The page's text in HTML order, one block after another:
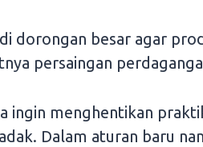
dorongan besar agar
persaingan
ingin menghentikan
Dalam aturan baru